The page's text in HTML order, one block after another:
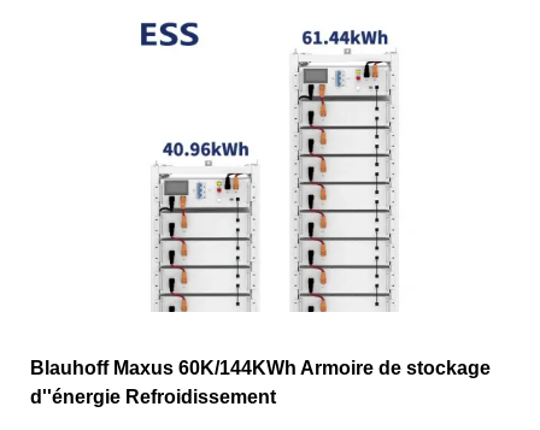
Blauhoff Maxus 60K/144KWh Armoire de stockage
d''énergie Refroidissement